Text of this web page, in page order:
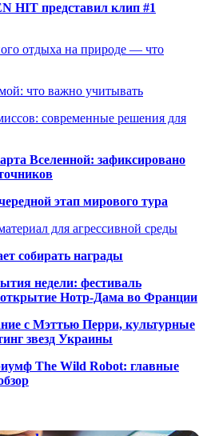
HIT представил клип #1
отдыха на природе — что
что важно учитывать
современные решения для
Вселенной: зафиксировано
этап мирового тура
для агрессивной среды
собирать награды
недели: фестиваль
Нотр-Дама во Франции
с Мэттью Перри, культурные
звезд Украины
The Wild Robot: главные